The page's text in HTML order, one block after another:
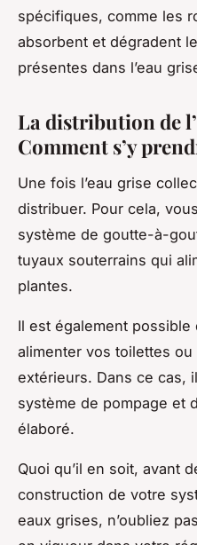
spécifiques, comme les
absorbent et dégradent
présentes dans l’eau
La distribution de
Comment s’y
Une fois l’eau grise
distribuer. Pour cela,
système de goutte-à-
tuyaux souterrains qui
plantes.
Il est également possible
alimenter vos toilettes
extérieurs. Dans ce cas,
système de pompage et
élaboré.
Quoi qu’il en soit, avant
construction de votre
eaux grises, n’oubliez